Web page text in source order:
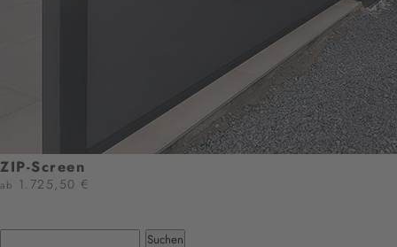
ZIP-Screen
ab 1.725,50 €